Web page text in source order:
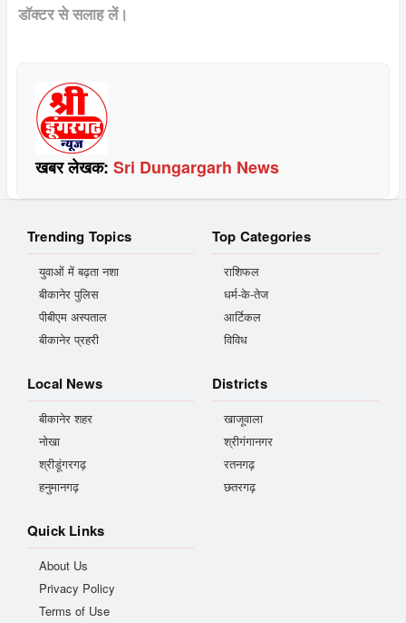
डॉक्टर से सलाह लें।
खबर लेखक: Sri Dungargarh News
Trending Topics
युवाओं में बढ़ता नशा
बीकानेर पुलिस
पीबीएम अस्पताल
बीकानेर प्रहरी
Top Categories
राशिफल
धर्म-के-तेज
आर्टिकल
विविध
Local News
बीकानेर शहर
नोखा
श्रीडूंगरगढ़
हनुमानगढ़
Districts
खाजूवाला
श्रीगंगानगर
रतनगढ़
छतरगढ़
Quick Links
About Us
Privacy Policy
Terms of Use